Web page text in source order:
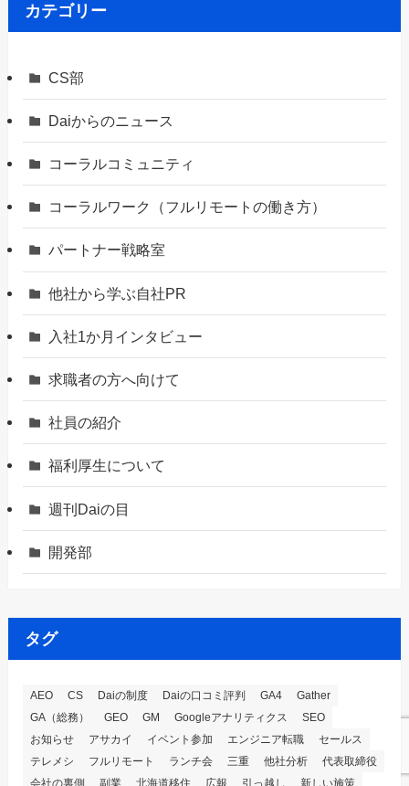
カテゴリー
CS部
Daiからのニュース
コーラルコミュニティ
コーラルワーク（フルリモートの働き方）
パートナー戦略室
他社から学ぶ自社PR
入社1か月インタビュー
求職者の方へ向けて
社員の紹介
福利厚生について
週刊Daiの目
開発部
タグ
AEO CS Daiの制度 Daiの口コミ評判 GA4
Gather
GA（総務）
GEO GM Googleアナリティクス
SEO
お知らせ
アサカイ イベント参加 エンジニア転職
セールス
テレメシ
フルリモート ランチ会 三重 他社分析
代表取締役
会社の裏側
副業 北海道移住 広報 引っ越し 新しい施策